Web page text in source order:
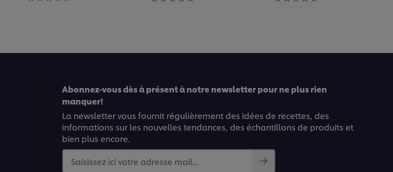
évaluation
évaluation
évaluation
Abonnez-vous dès à présent à notre newsletter pour ne plus rien
manquer!
La newsletter vous fournit régulièrement des idées de recettes, des
informations sur les nouvelles tendances, des échantillons de produits et
bien plus encore.
Saisissez ici votre adresse mail...